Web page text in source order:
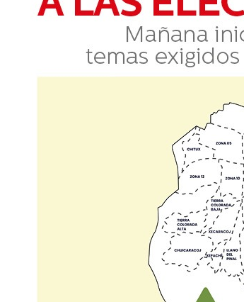
a ciertas prendas en el closet,
o accesorios. La imagen
de mejor manera desde
la Congruencia, existen
que resulten exitosos acordes a